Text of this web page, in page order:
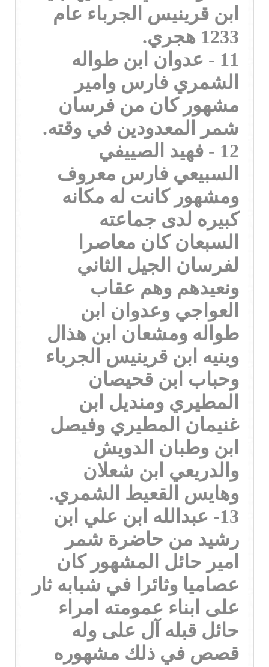
ابن قرينيس الجرباء عام
1233 هجري.
11 - عدوان ابن طواله
الشمري فارس وامير
مشهور كان من فرسان
شمر المعدودين في وقته.
12 - فهيد الصييفي
السبيعي فارس معروف
ومشهور كانت له مكانه
كبيره لدى جماعته
السبعان كان معاصرا
لفرسان الجيل الثاني
ونعيدهم وهم عقاب
العواجي وعدوان ابن
طواله ومشعان ابن هذال
وبنيه ابن قرينيس الجرباء
وحباب ابن قحيصان
المطيري ومنديل ابن
غنيمان المطيري وفيصل
ابن وطبان الدويش
والدريعي ابن شعلان
وهايس القعيط الشمري.
13- عبدالله ابن علي ابن
رشيد من حاضرة شمر
امير حائل المشهور كان
عصاميا وثائرا في شبابه ثار
على ابناء عمومته امراء
حائل قبله آل على وله
قصص في ذلك مشهوره